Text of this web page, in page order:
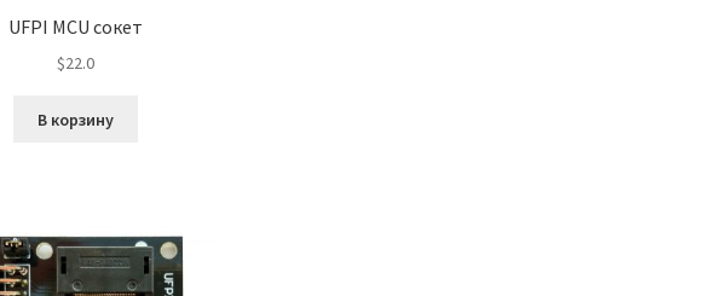
UFPI MCU сокет
$22.0
В корзину